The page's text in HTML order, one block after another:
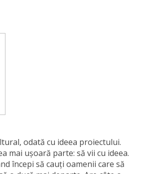
odată cu ideea proiectului.
mai ușoară parte: să vii cu ideea.
începi să cauți oamenii care să